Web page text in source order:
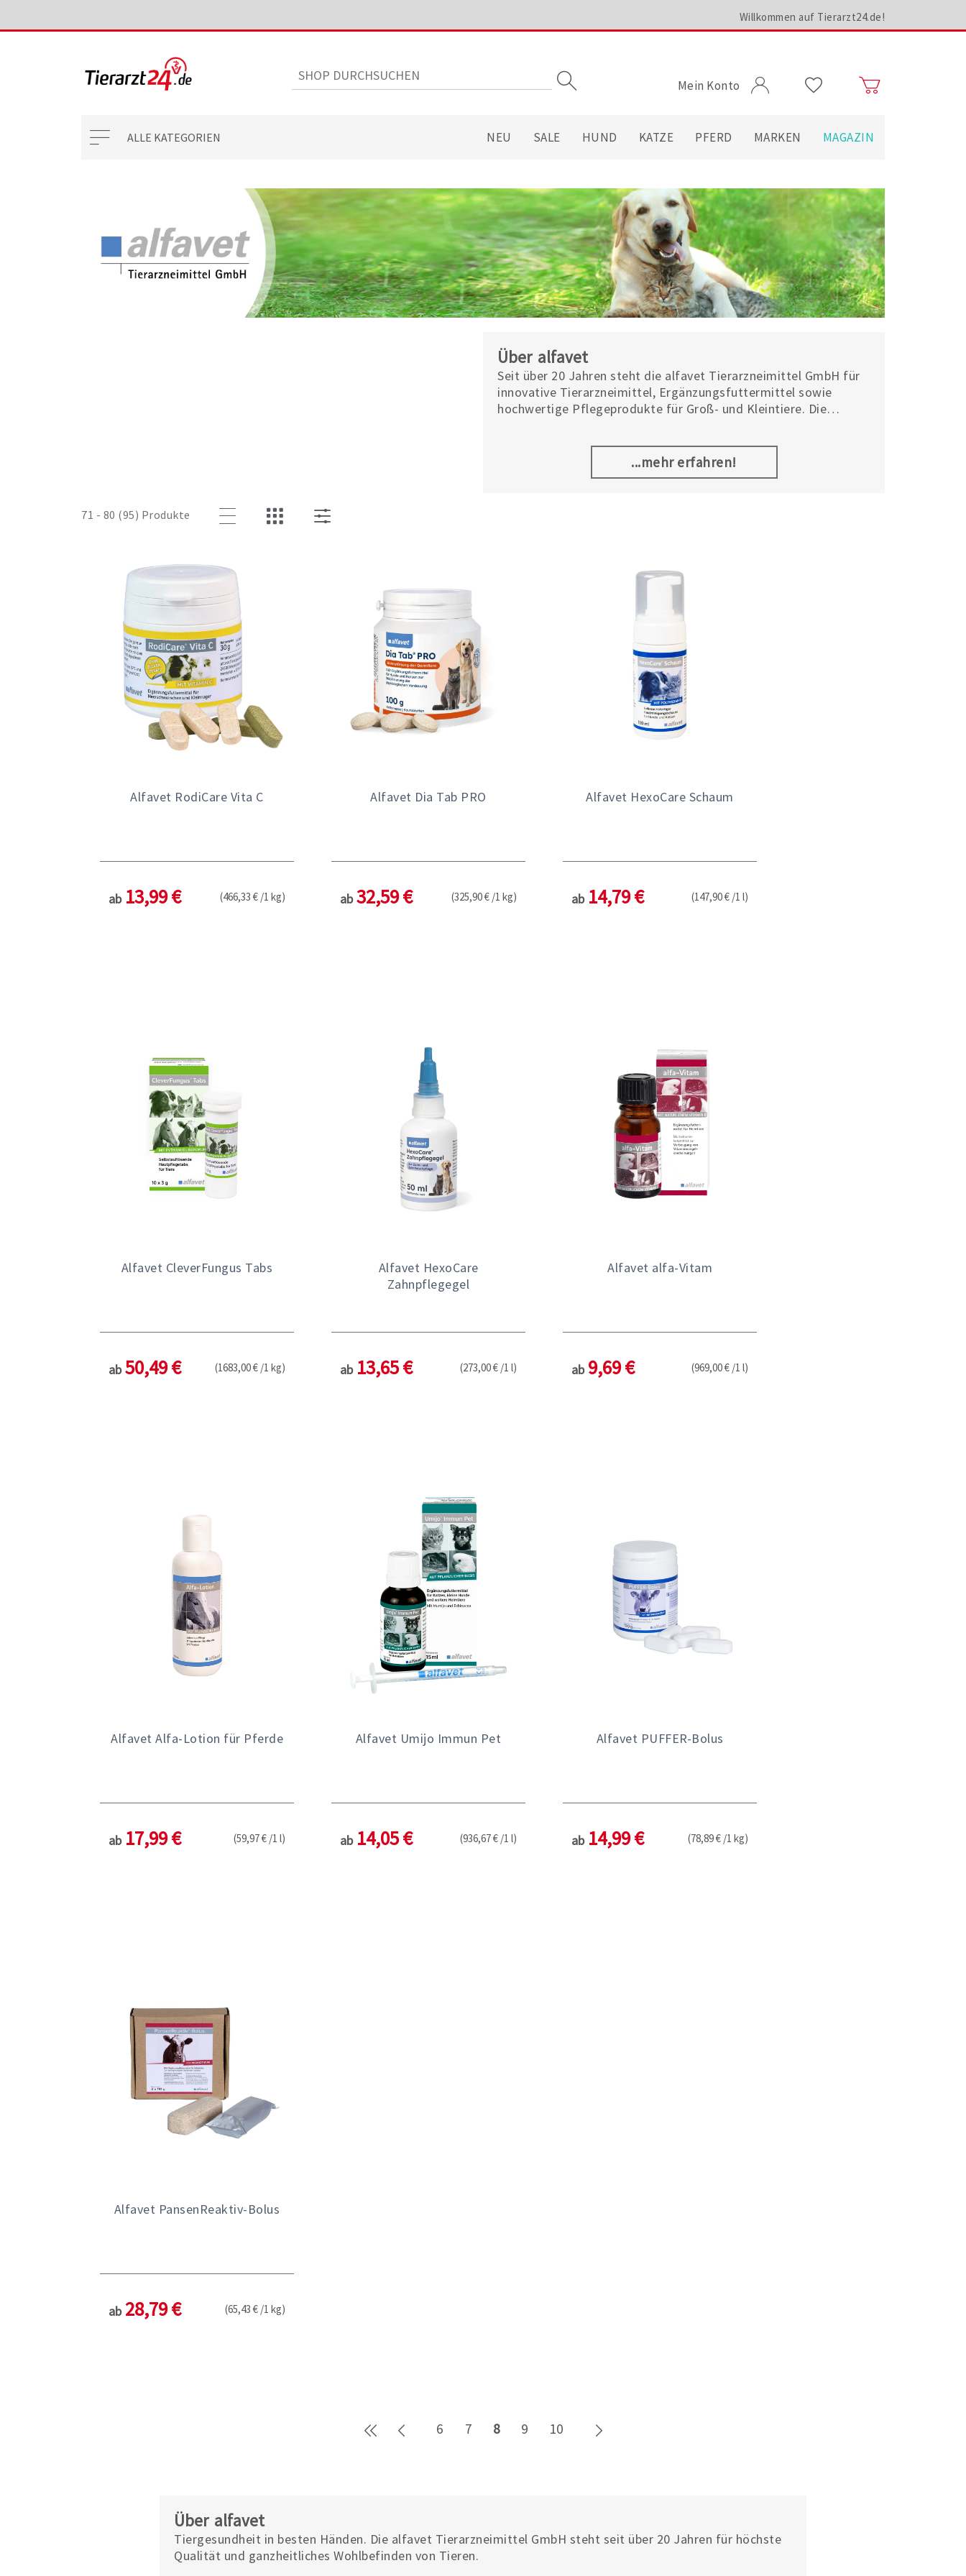
Willkommen auf Tierarzt24.de!
Mein Konto
ALLE KATEGORIEN NEU SALE HUND KATZE PFERD MARKEN MAGAZIN
Über alfavet
Seit über 20 Jahren steht die alfavet Tierarzneimittel GmbH für
innovative Tierarzneimittel, Ergänzungsfuttermittel sowie
hochwertige Pflegeprodukte für Groß- und Kleintiere. Die
entwickelt und in Deutschland sowie weiteren europäischen
Ländern vertrieben. Das Unternehmen vereint Innovationskraft
mit langjähriger Erfahrung. Ein Großteil der Mitarbeitenden ist
...mehr erfahren!
71 - 80 (95) Produkte
Alfavet RodiCare Vita C
ab 13,99 € (466,33 € /1 kg)
Alfavet Dia Tab PRO
ab 32,59 € (325,90 € /1 kg)
Alfavet HexoCare Schaum
ab 14,79 € (147,90 € /1 l)
Alfavet CleverFungus Tabs
ab 50,49 € (1683,00 € /1 kg)
Alfavet HexoCare
Zahnpflegegel
ab 13,65 € (273,00 € /1 l)
Alfavet alfa-Vitam
ab 9,69 € (969,00 € /1 l)
Alfavet Alfa-Lotion für Pferde
ab 17,99 € (59,97 € /1 l)
Alfavet Umijo Immun Pet
ab 14,05 € (936,67 € /1 l)
Alfavet PUFFER-Bolus
ab 14,99 € (78,89 € /1 kg)
Alfavet PansenReaktiv-Bolus
ab 28,79 € (65,43 € /1 kg)
Erste Seite
Zurück
6 7 8 9 10 Weiter
Über alfavet
Tiergesundheit in besten Händen. Die alfavet Tierarzneimittel GmbH steht seit über 20 Jahren für höchste
Qualität und ganzheitliches Wohlbefinden von Tieren.